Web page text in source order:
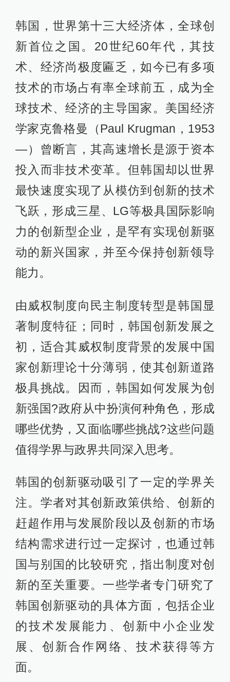
韩国，世界第十三大经济体，全球创
新首位之国。20世纪60年代，其技
术、经济尚极度匾乏，如今已有多项
技术的市场占有率全球前五，成为全
球技术、经济的主导国家。美国经济
学家克鲁格曼（Paul Krugman，1953
—）曾断言，其高速增长是源于资本
投入而非技术变革。但韩国却以世界
最快速度实现了从模仿到创新的技术
飞跃，形成三星、LG等极具国际影响
力的创新型企业，是罕有实现创新驱
动的新兴国家，并至今保持创新领导
能力。
由威权制度向民主制度转型是韩国显
著制度特征；同时，韩国创新发展之
初，适合其威权制度背景的发展中国
家创新理论十分薄弱，使其创新道路
极具挑战。因而，韩国如何发展为创
新强国?政府从中扮演何种角色，形成
哪些优势，又面临哪些挑战?这些问题
值得学界与政界共同深入思考。
韩国的创新驱动吸引了一定的学界关
注。学者对其创新政策供给、创新的
赶超作用与发展阶段以及创新的市场
结构需求进行过一定探讨，也通过韩
国与别国的比较研究，指出制度对创
新的至关重要。一些学者专门研究了
韩国创新驱动的具体方面，包括企业
的技术发展能力、创新中小企业发
展、创新合作网络、技术获得等方
面。